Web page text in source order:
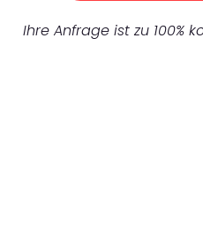
Ihre Anfrage ist zu 100%